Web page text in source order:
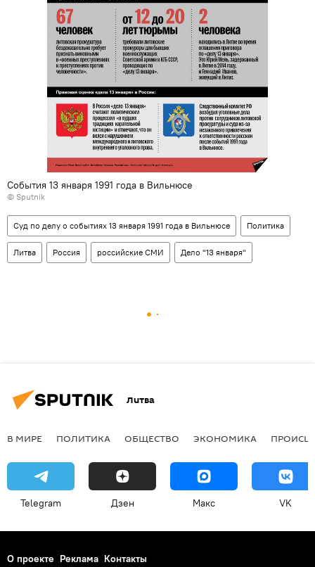
События 13 января 1991 года в Вильнюсе
© Sputnik
Суд по делу о событиях 13 января 1991 года в Вильнюсе Политика
Литва Россия российские СМИ Дело "13 января"
Литва
В МИРЕ ПОЛИТИКА ОБЩЕСТВО ЭКОНОМИКА
Telegram Дзен Макс VK
О проекте Реклама Контакты